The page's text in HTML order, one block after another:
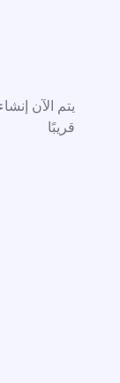
يتم الآن
قريبًا